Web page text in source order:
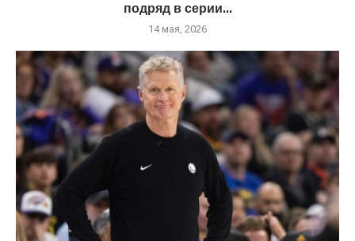
подряд в серии...
14 мая, 2026